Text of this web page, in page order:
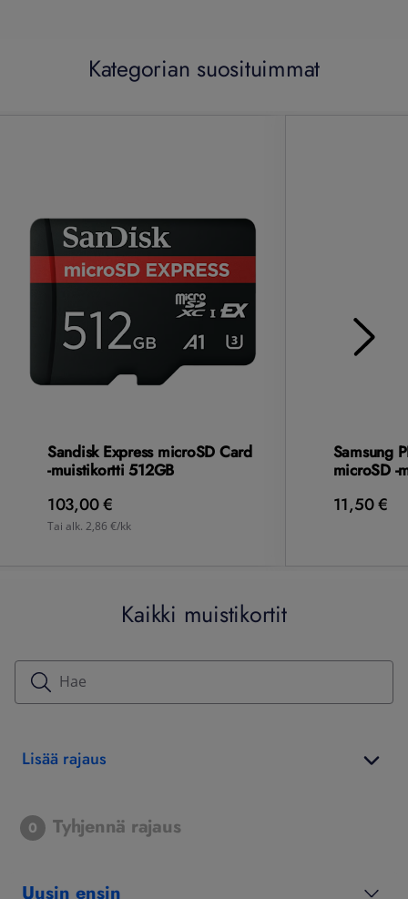
Kategorian suosituimmat
Sandisk Express microSD Card
-muistikortti 512GB
103,00 €
Tai alk. 2,86 €/kk
Samsung
microSD -
11,50 €
Kaikki muistikortit
Lisää rajaus
0 Tyhjennä rajaus
Uusin ensin